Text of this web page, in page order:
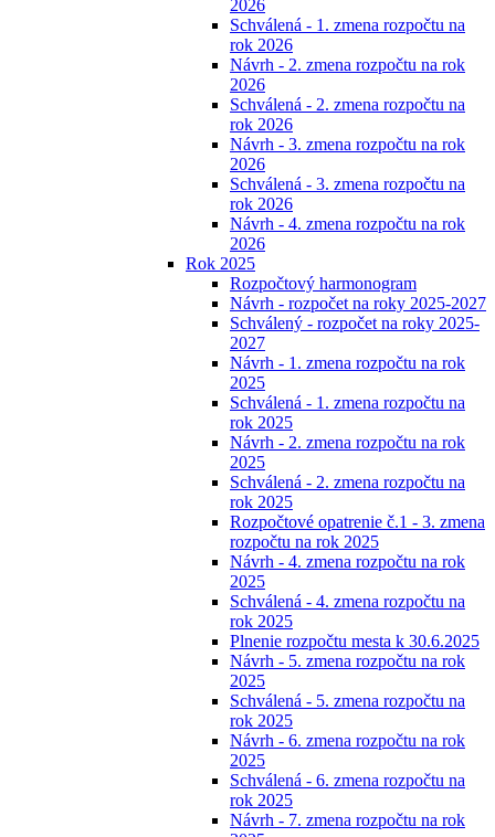
2026
Schválená - 1. zmena rozpočtu na
rok 2026
Návrh - 2. zmena rozpočtu na rok
2026
Schválená - 2. zmena rozpočtu na
rok 2026
Návrh - 3. zmena rozpočtu na rok
2026
Schválená - 3. zmena rozpočtu na
rok 2026
Návrh - 4. zmena rozpočtu na rok
2026
Rok 2025
Rozpočtový harmonogram
Návrh - rozpočet na roky 2025-2027
Schválený - rozpočet na roky 2025-
2027
Návrh - 1. zmena rozpočtu na rok
2025
Schválená - 1. zmena rozpočtu na
rok 2025
Návrh - 2. zmena rozpočtu na rok
2025
Schválená - 2. zmena rozpočtu na
rok 2025
Rozpočtové opatrenie č.1 - 3. zmena
rozpočtu na rok 2025
Návrh - 4. zmena rozpočtu na rok
2025
Schválená - 4. zmena rozpočtu na
rok 2025
Plnenie rozpočtu mesta k 30.6.2025
Návrh - 5. zmena rozpočtu na rok
2025
Schválená - 5. zmena rozpočtu na
rok 2025
Návrh - 6. zmena rozpočtu na rok
2025
Schválená - 6. zmena rozpočtu na
rok 2025
Návrh - 7. zmena rozpočtu na rok